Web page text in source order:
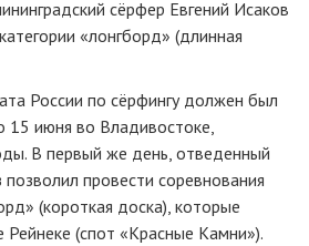
сёрфер Евгений Исаков
«лонгборд» (длинная
России по сёрфингу должен был
15 июня во Владивостоке,
В первый же день, отведенный
провести соревнования
(короткая доска), которые
Рейнеке (спот «Красные Камни»).